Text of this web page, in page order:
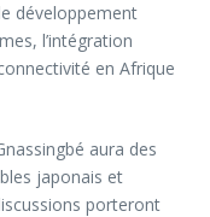
développement
l’intégration
en Afrique
aura des
japonais et
porteront